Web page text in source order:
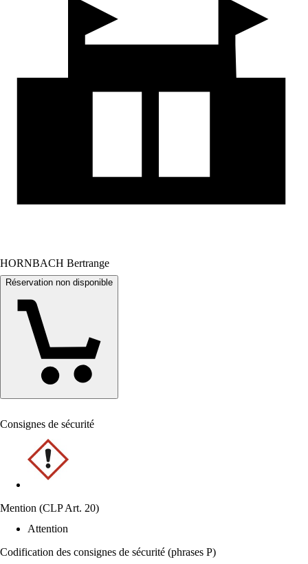
HORNBACH Bertrange
Réservation non disponible
Consignes de sécurité
Mention (CLP Art. 20)
Attention
Codification des consignes de sécurité (phrases P)